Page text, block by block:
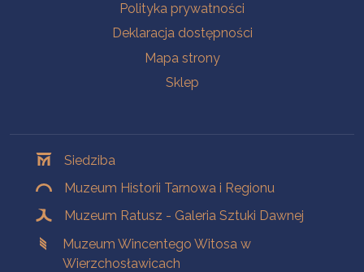
Polityka prywatności
Deklaracja dostępności
Mapa strony
Sklep
Siedziba
Muzeum Historii Tarnowa i Regionu
Muzeum Ratusz - Galeria Sztuki Dawnej
Muzeum Wincentego Witosa w
Wierzchosławicach